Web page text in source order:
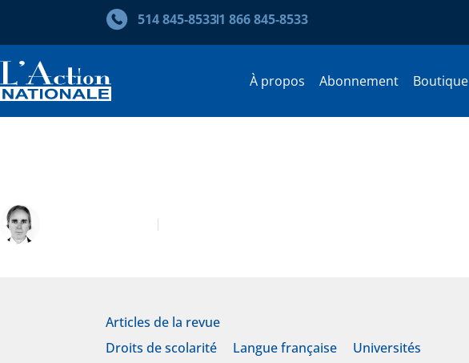
514 845‑85331 866 845‑8533
À propos Abonnement Boutique
Articles de la revue
Droits de scolarité
Langue française Universités